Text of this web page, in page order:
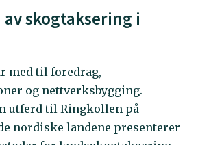
skogtaksering i
med til foredrag,
og nettverksbygging.
utferd til Ringkollen på
nordiske landene presenterer